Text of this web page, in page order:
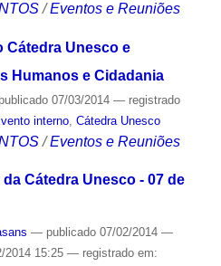
/Eventos e Reuniões
Cátedra Unesco e
Humanos e Cidadania
publicado07/03/2014 — registrado
interno, Cátedra Unesco
/Eventos e Reuniões
Cátedra Unesco - 07 de
— publicado07/02/2014 —
2014 15:25 — registrado em: